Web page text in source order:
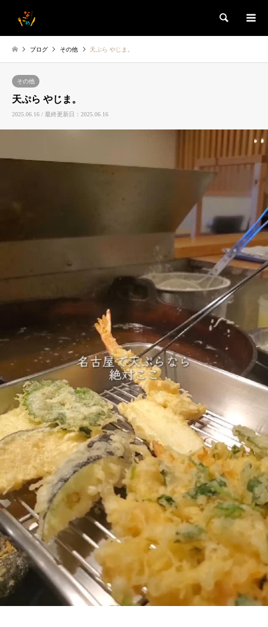
検索
ブログ その他 天ぷら やじま。
その他
天ぷら やじま。
2025.06.16 / 最終更新日：2025.06.16